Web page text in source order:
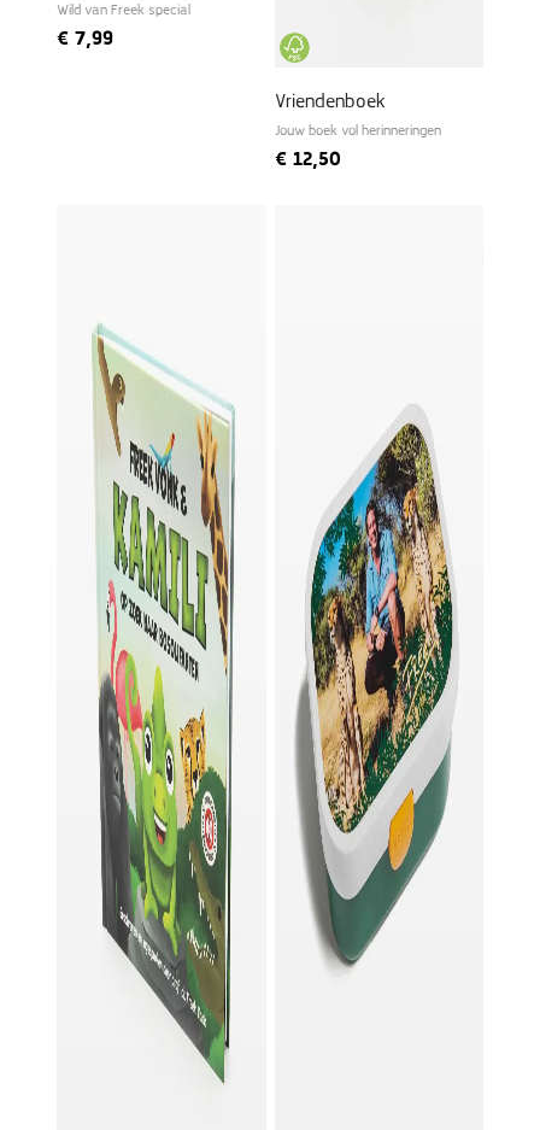
Wild van Freek special
€ 7,99
Vriendenboek
Jouw boek vol herinneringen
€12,50